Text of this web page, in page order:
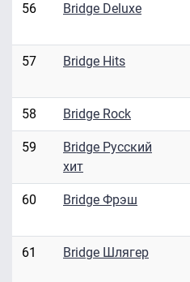
56 Bridge Deluxe
57 Bridge Hits
58 Bridge Rock
59
Bridge Русский
хит
60 Bridge Фрэш
61 Bridge Шлягер